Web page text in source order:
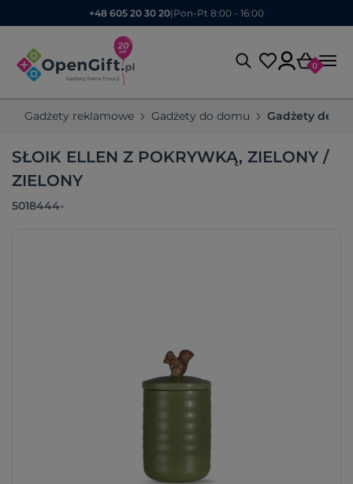
+48 605 20 30 20| Pon-Pt 8:00 - 16:00
0
Gadżety reklamowe Gadżety do domu Gadżety
SŁOIK ELLEN Z POKRYWKĄ, ZIELONY /
ZIELONY
5018444-